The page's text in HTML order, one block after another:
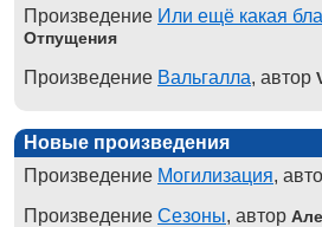
Произведение Или ещё какая
Отпущения
Произведение Вальгалла, автор
Новые произведения
Произведение Могилизация,
Произведение Сезоны, автор